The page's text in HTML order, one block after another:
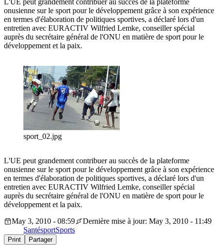
L'UE peut grandement contribuer au succès de la plateforme
onusienne sur le sport pour le développement grâce à son expérience
en termes d'élaboration de politiques sportives, a déclaré lors d'un
entretien avec EURACTIV Wilfried Lemke, conseiller spécial
auprès du secrétaire général de l'ONU en matière de sport pour le
développement et la paix.
sport_02.jpg
L'UE peut grandement contribuer au succès de la plateforme
onusienne sur le sport pour le développement grâce à son expérience
en termes d'élaboration de politiques sportives, a déclaré lors d'un
entretien avec EURACTIV Wilfried Lemke, conseiller spécial
auprès du secrétaire général de l'ONU en matière de sport pour le
développement et la paix.
May 3, 2010 - 08:59
Dernière mise à jour: May 3, 2010 - 11:49
SantésportSports
Print Partager